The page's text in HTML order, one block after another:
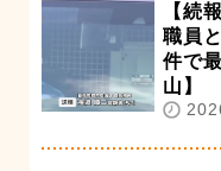
【続
職員
件で
山】